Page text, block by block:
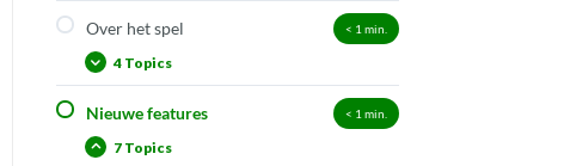
Over het spel < 1 min.
4 Topics
Virtuele wandeling in cultuurhuis
Spelopdrachten
Nieuwe features < 1 min.
7 Topics